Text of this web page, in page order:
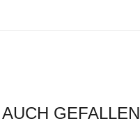
GEFALLEN